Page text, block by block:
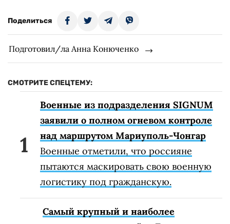
Поделиться
Подготовил/ла Анна Конюченко
СМОТРИТЕ СПЕЦТЕМУ:
Военные из подразделения SIGNUM
заявили о полном огневом контроле
над маршрутом Мариуполь-Чонгар
Военные отметили, что россияне
пытаются маскировать свою военную
логистику под гражданскую.
Самый крупный и наиболее